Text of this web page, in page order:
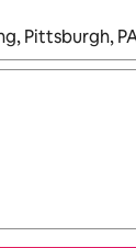
มผัสหรือปัด เพื่อส